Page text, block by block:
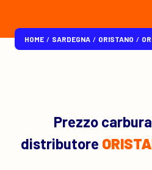
HOME / SARDEGNA / ORISTANO /
Prezzo
distributore